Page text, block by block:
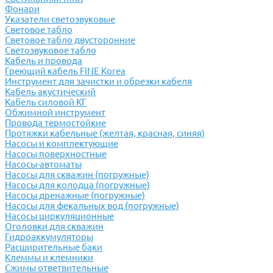
Фонари
Указатели светозвуковые
Световое табло
Световое табло двусторонние
Светозвуковое табло
Кабель и провода
Греющий кабель FINE Korea
Инструмент для зачистки и обрезки кабеля
Кабель акустический
Кабель силовой КГ
Обжимной инструмент
Провода термостойкие
Протяжки кабельные (желтая, красная, синяя)
Насосы и комплектующие
Насосы поверхностные
Насосы-автоматы
Насосы для скважин (погружные)
Насосы для колодца (погружные)
Насосы дренажные (погружные)
Насосы для фекальных вод (погружные)
Насосы циркуляционные
Оголовки для скважин
Гидроаккумуляторы
Расширительные баки
Клеммы и клемники
Cжимы ответвительные